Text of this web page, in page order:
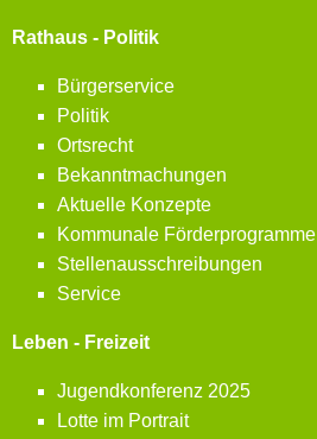
Rathaus - Politik
Bürgerservice
Politik
Ortsrecht
Bekanntmachungen
Aktuelle Konzepte
Kommunale Förderprogramme
Stellenausschreibungen
Service
Leben - Freizeit
Jugendkonferenz 2025
Lotte im Portrait